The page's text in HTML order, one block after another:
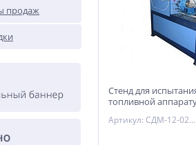
продаж
Стенд для
топливной
02-18 (с
подкачки, смазки; Артикул: СДМ-12-02-18